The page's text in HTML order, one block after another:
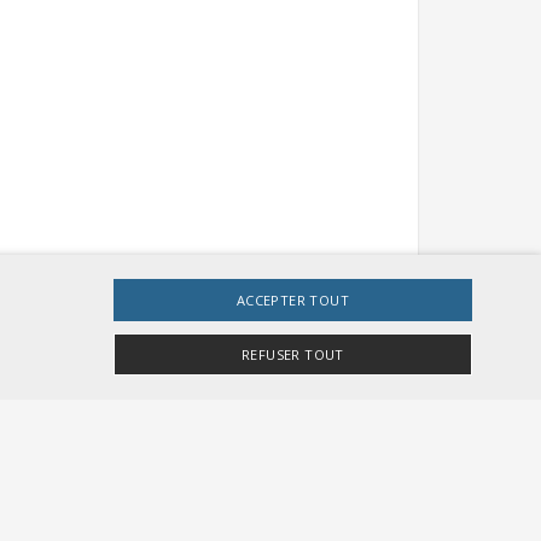
ACCEPTER TOUT
REFUSER TOUT